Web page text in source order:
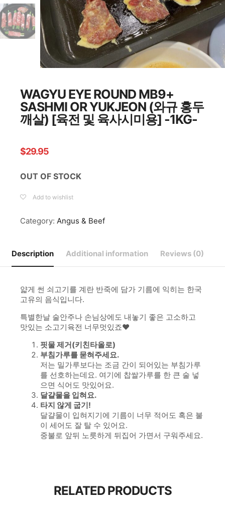
WAGYU EYE ROUND MB9+
SASHMI OR YUKJEON (와규 홍두
깨살) [육전 및 육사시미용] -1KG-
$29.95
OUT OF STOCK
Add to wishlist
Category: Angus & Beef
Description Additional information Reviews (0)
얇게 썬 쇠고기를 계란 반죽에 담가 기름에 익히는 한국
고유의 음식입니다.
특별한날 술안주나 손님상에도 내놓기 좋은 고소하고
맛있는 소고기육전 너무멋있죠❤
핏물 제거(키친타올로)
부침가루를 묻혀주세요.
저는 밀가루보다는 조금 간이 되어있는 부침가루
를 선호하는데요. 여기에 찹쌀가루를 한 큰 술 넣
으면 식어도 맛있어요.
달걀물을 입혀요.
타지 않게 굽기!
달걀물이 입혀지기에 기름이 너무 적어도 혹은 불
이 세어도 잘 탈 수 있어요.
중불로 앞뒤 노릇하게 뒤집어 가면서 구워주세요.
RELATED PRODUCTS